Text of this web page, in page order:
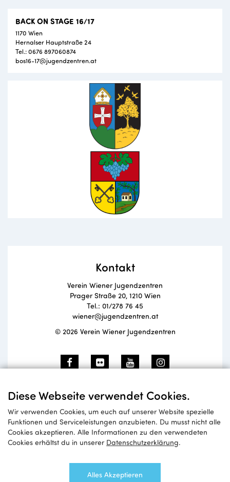
Diese Webseite verwendet Cookies.
Wir verwenden Cookies, um euch auf unserer Website spezielle
Funktionen und Serviceleistungen anzubieten. Du musst nicht alle
Cookies akzeptieren. Alle Informationen zu den verwendeten
Cookies erhältst du in unserer Datenschutzerklärung.
Alles Akzeptieren
BACK ON STAGE 16/17
1170 Wien
Hernalser Hauptstraße 24
Tel.: 0676 897060874
bos16-17@jugendzentren.at
Kontakt
Verein Wiener Jugendzentren
Prager Straße 20, 1210 Wien
Tel.: 01/278 76 45
wiener@jugendzentren.at
© 2026 Verein Wiener Jugendzentren
Newsletteranmeldung
Anmelden